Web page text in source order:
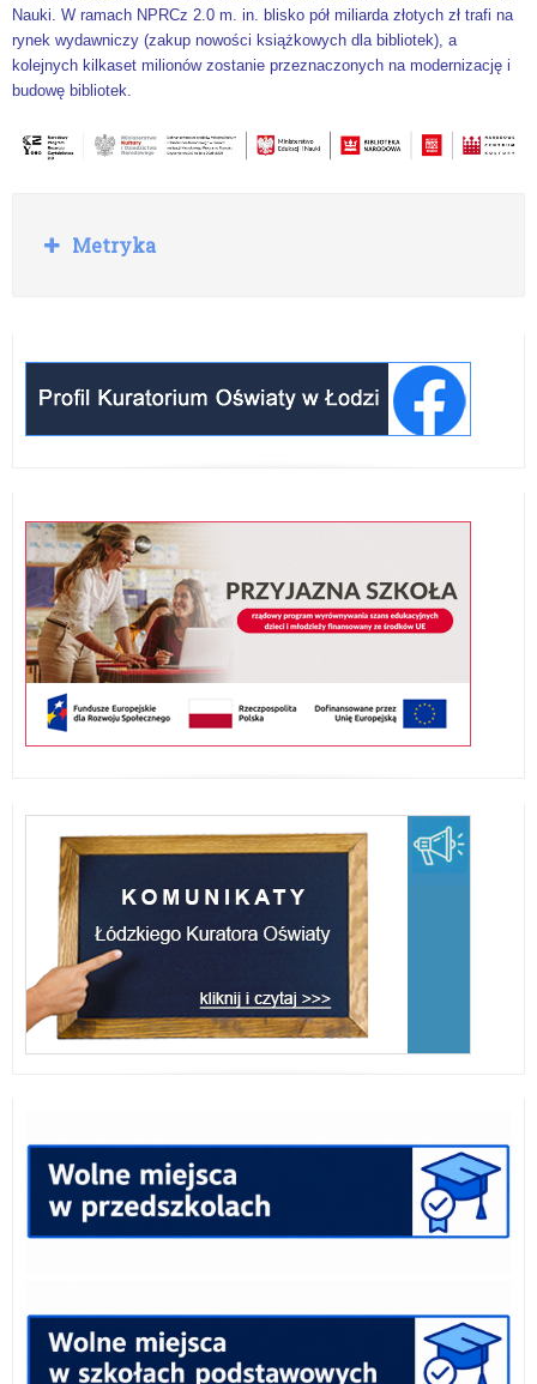
Nauki. W ramach NPRCz 2.0 m. in. blisko pół miliarda złotych zł trafi na
rynek wydawniczy (zakup nowości książkowych dla bibliotek), a
kolejnych kilkaset milionów zostanie przeznaczonych na modernizację i
budowę bibliotek.
Rozwiń
Metryka